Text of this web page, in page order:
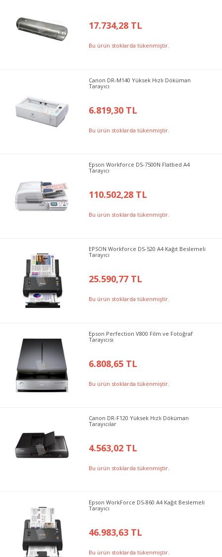
17.734,28 TL
Bu ürün stoklarda tükenmiştir.
Canon DR-M140 Yüksek Hızlı Döküman
Tarayıcı
6.819,30 TL
Bu ürün stoklarda tükenmiştir.
Epson Workforce DS-7500N Flatbed A4
Tarayıcı
110.502,28 TL
Bu ürün stoklarda tükenmiştir.
EPSON Workforce DS-520 A4 Kağıt Beslemeli
Tarayıcı
25.590,77 TL
Bu ürün stoklarda tükenmiştir.
Epson Perfection V800 Film ve Fotoğraf
Tarayıcısı
6.808,65 TL
Bu ürün stoklarda tükenmiştir.
Canon DR-F120 Yüksek Hızlı Döküman
Tarayıcılar
4.563,02 TL
Bu ürün stoklarda tükenmiştir.
Epson WorkForce DS-860 A4 Kağıt Beslemeli
Tarayıcı
46.983,63 TL
Bu ürün stoklarda tükenmiştir.